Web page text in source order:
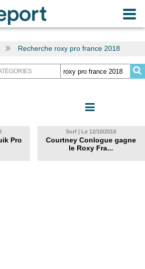
Recherche roxy pro france 2018
Pro
Surf | Le 12/10/2018
Courtney Conlogue gagne
le Roxy Fra...